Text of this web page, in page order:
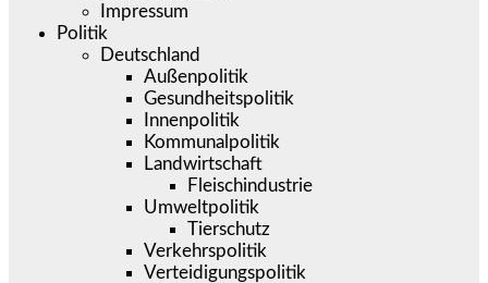
Impressum
Politik
Deutschland
Außenpolitik
Gesundheitspolitik
Innenpolitik
Kommunalpolitik
Landwirtschaft
Fleischindustrie
Umweltpolitik
Tierschutz
Verkehrspolitik
Verteidigungspolitik